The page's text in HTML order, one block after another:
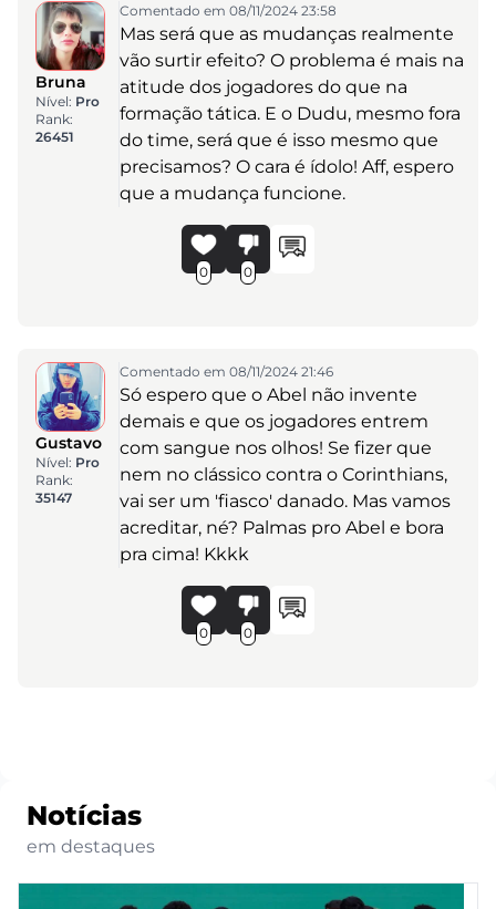
Bruna
Nível: Pro
Rank:
26451
Comentado em 08/11/2024 23:58
Mas será que as mudanças realmente
vão surtir efeito? O problema é mais na
atitude dos jogadores do que na
formação tática. E o Dudu, mesmo fora
do time, será que é isso mesmo que
precisamos? O cara é ídolo! Aff, espero
que a mudança funcione.
0 0
Gustavo
Nível: Pro
Rank:
35147
Comentado em 08/11/2024 21:46
Só espero que o Abel não invente
demais e que os jogadores entrem
com sangue nos olhos! Se fizer que
nem no clássico contra o Corinthians,
vai ser um 'fiasco' danado. Mas vamos
acreditar, né? Palmas pro Abel e bora
pra cima! Kkkk
0 0
Notícias
em destaques